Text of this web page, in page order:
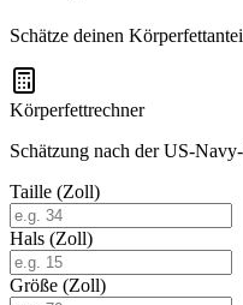
Schätze deinen
Körperfettrechner
Schätzung nach der US-
Taille (Zoll)
Hals (Zoll)
Größe (Zoll)